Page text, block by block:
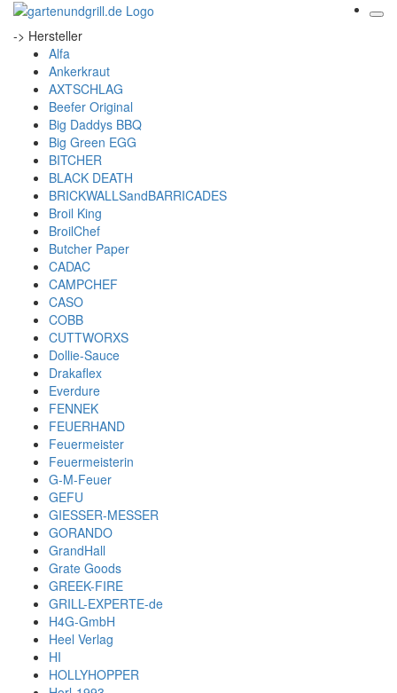
-> Hersteller
Alfa
Ankerkraut
AXTSCHLAG
Beefer Original
Big Daddys BBQ
Big Green EGG
BITCHER
BLACK DEATH
BRICKWALLSandBARRICADES
Broil King
BroilChef
Butcher Paper
CADAC
CAMPCHEF
CASO
COBB
CUTTWORXS
Dollie-Sauce
Drakaflex
Everdure
FENNEK
FEUERHAND
Feuermeister
Feuermeisterin
G-M-Feuer
GEFU
GIESSER-MESSER
GORANDO
GrandHall
Grate Goods
GREEK-FIRE
GRILL-EXPERTE-de
H4G-GmbH
Heel Verlag
HI
HOLLYHOPPER